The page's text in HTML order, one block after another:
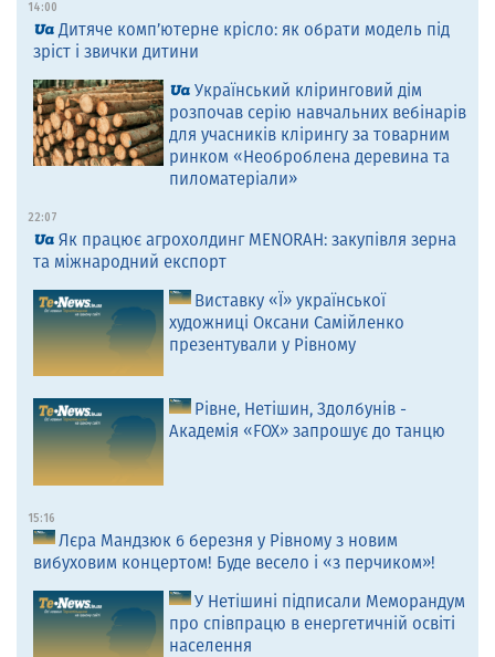
14:00
Дитяче комп’ютерне крісло: як обрати модель під
зріст і звички дитини
Український кліринговий дім
розпочав серію навчальних вебінарів
для учасників клірингу за товарним
ринком «Необроблена деревина та
пиломатеріали»
22:07
Як працює агрохолдинг MENORAH: закупівля зерна
та міжнародний експорт
Виставку «Ї» української
художниці Оксани Самійленко
презентували у Рівному
Рівне, Нетішин, Здолбунів -
Академія «FOX» запрошує до танцю
15:16
Лєра Мандзюк 6 березня у Рівному з новим
вибуховим концертом! Буде весело і «з перчиком»!
У Нетішині підписали Меморандум
про співпрацю в енергетичній освіті
населення